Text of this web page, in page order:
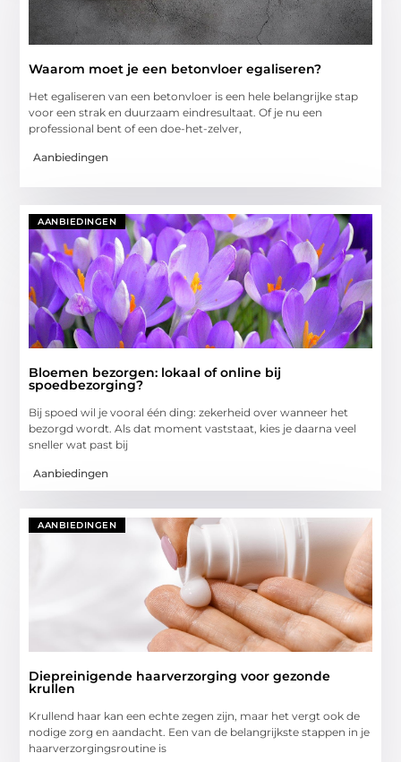
Waarom moet je een betonvloer egaliseren?
Het egaliseren van een betonvloer is een hele belangrijke stap
voor een strak en duurzaam eindresultaat. Of je nu een
professional bent of een doe-het-zelver,
Aanbiedingen
AANBIEDINGEN
Bloemen bezorgen: lokaal of online bij
spoedbezorging?
Bij spoed wil je vooral één ding: zekerheid over wanneer het
bezorgd wordt. Als dat moment vaststaat, kies je daarna veel
sneller wat past bij
Aanbiedingen
AANBIEDINGEN
Diepreinigende haarverzorging voor gezonde
krullen
Krullend haar kan een echte zegen zijn, maar het vergt ook de
nodige zorg en aandacht. Een van de belangrijkste stappen in je
haarverzorgingsroutine is